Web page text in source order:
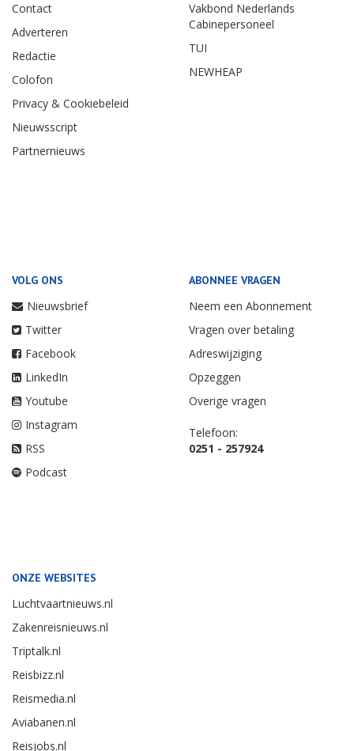
Contact
Adverteren
Redactie
Colofon
Privacy & Cookiebeleid
Nieuwsscript
Partnernieuws
Vakbond Nederlands
Cabinepersoneel
TUI
NEWHEAP
VOLG ONS
Nieuwsbrief
Twitter
Facebook
LinkedIn
Youtube
Instagram
RSS
Podcast
ABONNEE VRAGEN
Neem een Abonnement
Vragen over betaling
Adreswijziging
Opzeggen
Overige vragen
Telefoon:
0251 - 257924
ONZE WEBSITES
Luchtvaartnieuws.nl
Zakenreisnieuws.nl
Triptalk.nl
Reisbizz.nl
Reismedia.nl
Aviabanen.nl
Reisjobs.nl